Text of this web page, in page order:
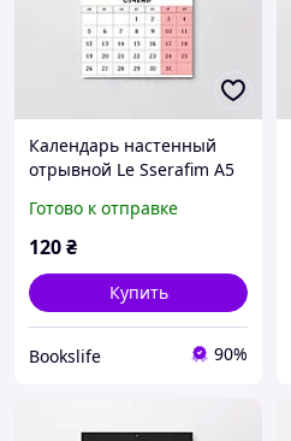
Календарь настенный
отрывной Le Sserafim А5
Готово к отправке
120₴
Купить
Bookslife 90%